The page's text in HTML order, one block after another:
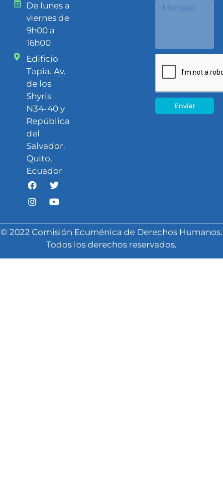
De lunes a
viernes de
9h00 a
16h00
Edificio
Tapia. Av.
de los
Shyris
N34-40 y
República
del
Salvador.
Quito,
Ecuador
Enviar
© 2022 Comisión Ecuménica de Derechos Humanos.
Todos los derechos reservados.